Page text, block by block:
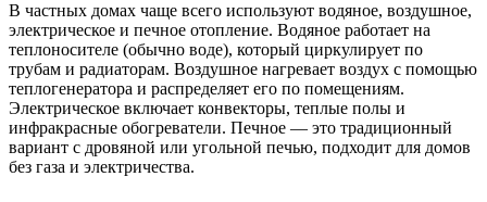
В частных домах чаще всего используют водяное, воздушное,
электрическое и печное отопление. Водяное работает на
теплоносителе (обычно воде), который циркулирует по
трубам и радиаторам. Воздушное нагревает воздух с помощью
теплогенератора и распределяет его по помещениям.
Электрическое включает конвекторы, теплые полы и
инфракрасные обогреватели. Печное — это традиционный
вариант с дровяной или угольной печью, подходит для домов
без газа и электричества.